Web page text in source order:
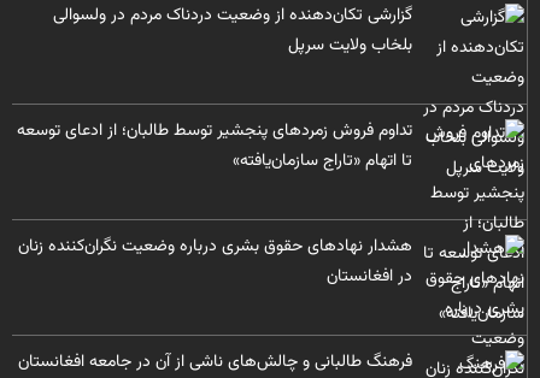
گزارشی تکان‌دهنده از وضعیت دردناک مردم در ولسوالی
بلخاب ولایت سرپل
تداوم فروش زمردهای پنجشیر توسط طالبان؛ از ادعای توسعه
تا اتهام «تاراج سازمان‌یافته»
هشدار نهادهای حقوق بشری درباره وضعیت نگران‌کننده زنان
در افغانستان
فرهنگ طالبانی و چالش‌های ناشی از آن در جامعه افغانستان